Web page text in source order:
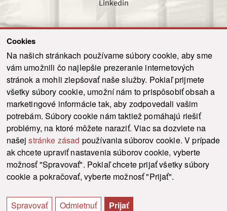
Cookies
Na našich stránkach používame súbory cookie, aby sme
vám umožnili čo najlepšie prezeranie internetových
stránok a mohli zlepšovať naše služby. Pokiaľ prijmete
všetky súbory cookie, umožní nám to prispôsobiť obsah a
marketingové informácie tak, aby zodpovedali vašim
potrebám. Súbory cookie nám taktiež pomáhajú riešiť
problémy, na ktoré môžete naraziť. Viac sa dozviete na
našejstránke zásad používania súborov cookie. V prípade
ak chcete upraviť nastavenia súborov cookie, vyberte
možnosť "Spravovať". Pokiaľ chcete prijať všetky súbory
cookie a pokračovať, vyberte možnosť "Prijať".
Spravovať Odmietnuť Prijať
Linkedin
Odoslať
© 2021-2026 ku.sk. Všetky práva vyhradené. | Ochrana osobných údajov
Vyhlásenie o prístupnosti |
Admin
This site is protected by reCAPTCHA and the Google Privacy Policy and Terms of
Service
apply.